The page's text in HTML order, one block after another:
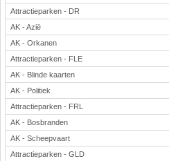
Attractieparken - DR
AK - Azië
AK - Orkanen
Attractieparken - FLE
AK - Blinde kaarten
AK - Politiek
Attractieparken - FRL
AK - Bosbranden
AK - Scheepvaart
Attractieparken - GLD